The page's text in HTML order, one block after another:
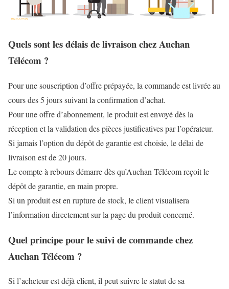
Quels sont les délais de livraison chez Auchan
Télécom ?
Pour une souscription d’offre prépayée, la commande est livrée au
cours des 5 jours suivant la confirmation d’achat.
Pour une offre d’abonnement, le produit est envoyé dès la
réception et la validation des pièces justificatives par l’opérateur.
Si jamais l’option du dépôt de garantie est choisie, le délai de
livraison est de 20 jours.
Le compte à rebours démarre dès qu’Auchan Télécom reçoit le
dépôt de garantie, en main propre.
Si un produit est en rupture de stock, le client visualisera
l’information directement sur la page du produit concerné.
Quel principe pour le suivi de commande chez
Auchan Télécom ?
Si l’acheteur est déjà client, il peut suivre le statut de sa